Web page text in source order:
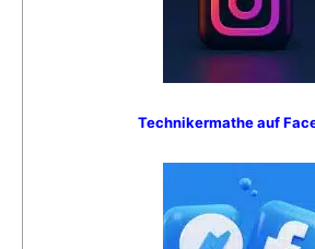
Technikermathe auf